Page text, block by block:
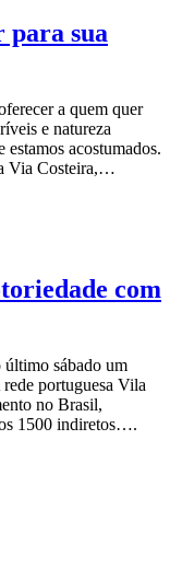
para sua
a quem quer
e natureza
acostumados.
Via Costeira,…
com
sábado um
portuguesa Vila
no Brasil,
1500 indiretos….